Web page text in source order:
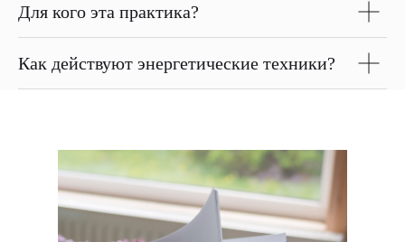
Для кого эта практика?
Как действуют энергетические техники?